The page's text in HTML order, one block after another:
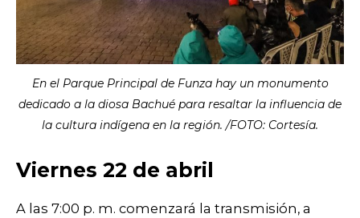
En el Parque Principal de Funza hay un monumento
dedicado a la diosa Bachué para resaltar la influencia de
la cultura indígena en la región. /FOTO: Cortesía.
Viernes 22 de abril
A las 7:00 p. m. comenzará la transmisión, a